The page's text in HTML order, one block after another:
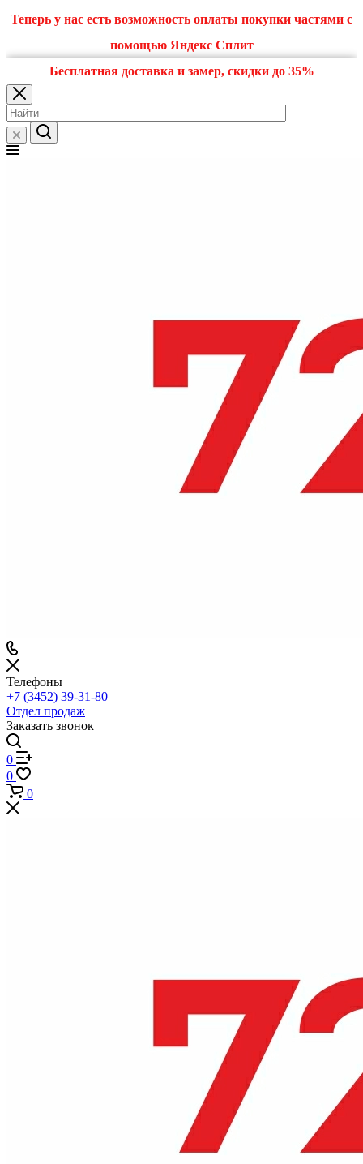
Теперь у нас есть возможность оплаты покупки частями с
помощью Яндекс Сплит
Бесплатная доставка и замер, скидки до 35%
Телефоны
+7 (3452) 39-31-80
Отдел продаж
Заказать звонок
0
0
0